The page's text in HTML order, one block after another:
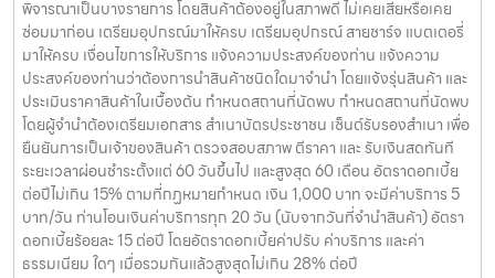
พิจารณาเป็นบางรายการ โดยสินค้าต้องอยู่ในสภาพดี ไม่เคยเสียหรือเคย
ซ่อมมาก่อน เตรียมอุปกรณ์มาให้ครบ เตรียมอุปกรณ์ สายชาร์จ แบตเตอรี่
มาให้ครบ เงื่อนไขการให้บริการ แจ้งความประสงค์ของท่าน แจ้งความ
ประสงค์ของท่านว่าต้องการนำสินค้าชนิดใดมาจำนำ โดยแจ้งรุ่นสินค้า และ
ประเมินราคาสินค้าในเบื้องต้น กำหนดสถานที่นัดพบ กำหนดสถานที่นัดพบ
โดยผู้จำนำต้องเตรียมเอกสาร สำเนาบัตรประชาชน เซ็นต์รับรองสำเนา เพื่อ
ยืนยันการเป็นเจ้าของสินค้า ตรวจสอบสภาพ ตีราคา และ รับเงินสดทันที
ระยะเวลาผ่อนชำระตั้งแต่ 60 วันขึ้นไป และสูงสุด 60 เดือน อัตราดอกเบี้ย
ต่อปีไม่เกิน 15% ตามที่กฏหมายกำหนด เงิน 1,000 บาท จะมีค่าบริการ 5
บาท/วัน ท่านโอนเงินค่าบริการทุก 20 วัน (นับจากวันที่จำนำสินค้า) อัตรา
ดอกเบี้ยร้อยละ 15 ต่อปี โดยอัตราดอกเบี้ยค่าปรับ ค่าบริการ และค่า
ธรรมเนียม ใดๆ เมื่อรวมกันแล้วสูงสุดไม่เกิน 28% ต่อปี